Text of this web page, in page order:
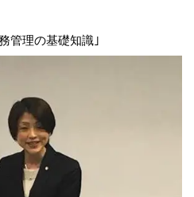
管理の基礎知識｣